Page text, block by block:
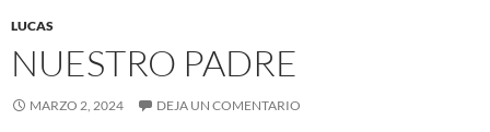
LUCAS
NUESTRO PADRE
MARZO 2, 2024 DEJA UN COMENTARIO